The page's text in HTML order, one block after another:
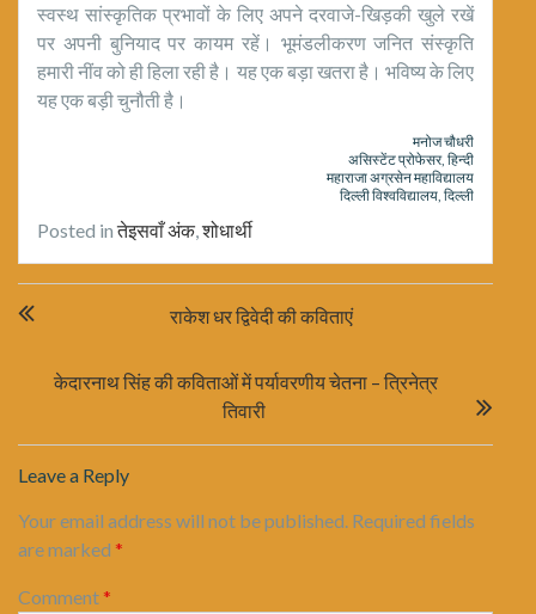
स्वस्थ सांस्कृतिक प्रभावों के लिए अपने दरवाजे-खिड़की खुले रखें
पर अपनी बुनियाद पर कायम रहें। भूमंडलीकरण जनित संस्कृति
हमारी नींव को ही हिला रही है। यह एक बड़ा खतरा है। भविष्य के लिए
यह एक बड़ी चुनौती है।
मनोज चौधरी
असिस्टेंट प्रोफेसर, हिन्दी
महाराजा अग्रसेन महाविद्यालय
दिल्ली विश्वविद्यालय, दिल्ली
Posted inतेइसवाँ अंक,शोधार्थी
navigation
राकेश धर द्विवेदी की कविताएं
केदारनाथ सिंह की कविताओं में पर्यावरणीय चेतना – त्रिनेत्र
तिवारी
Leave a Reply
Your email address will not be published. Required fields
are marked *
Comment*